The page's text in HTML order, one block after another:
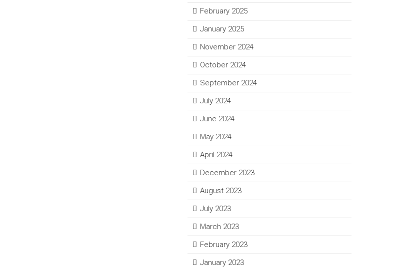
February 2025
January 2025
November 2024
October 2024
September 2024
July 2024
June 2024
May 2024
April 2024
December 2023
August 2023
July 2023
March 2023
February 2023
January 2023